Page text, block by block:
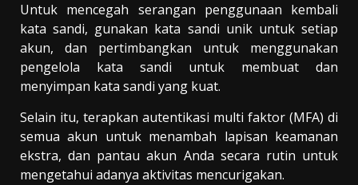
Untuk mencegah serangan penggunaan kembali
kata sandi, gunakan kata sandi unik untuk setiap
akun, dan pertimbangkan untuk menggunakan
pengelola kata sandi untuk membuat dan
menyimpan kata sandi yang kuat.
Selain itu, terapkan autentikasi multi faktor (MFA) di
semua akun untuk menambah lapisan keamanan
ekstra, dan pantau akun Anda secara rutin untuk
mengetahui adanya aktivitas mencurigakan.